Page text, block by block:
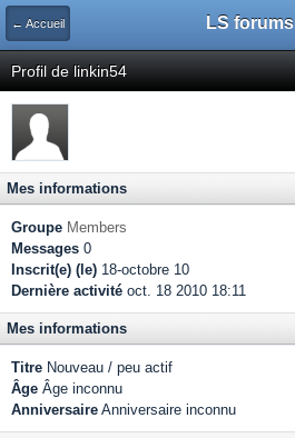
← Accueil LS forums
Profil de linkin54
Mes informations
Groupe Members
Messages 0
Inscrit(e) (le) 18-octobre 10
Dernière activité oct. 18 2010 18:11
Mes informations
Titre Nouveau / peu actif
Âge Âge inconnu
Anniversaire Anniversaire inconnu